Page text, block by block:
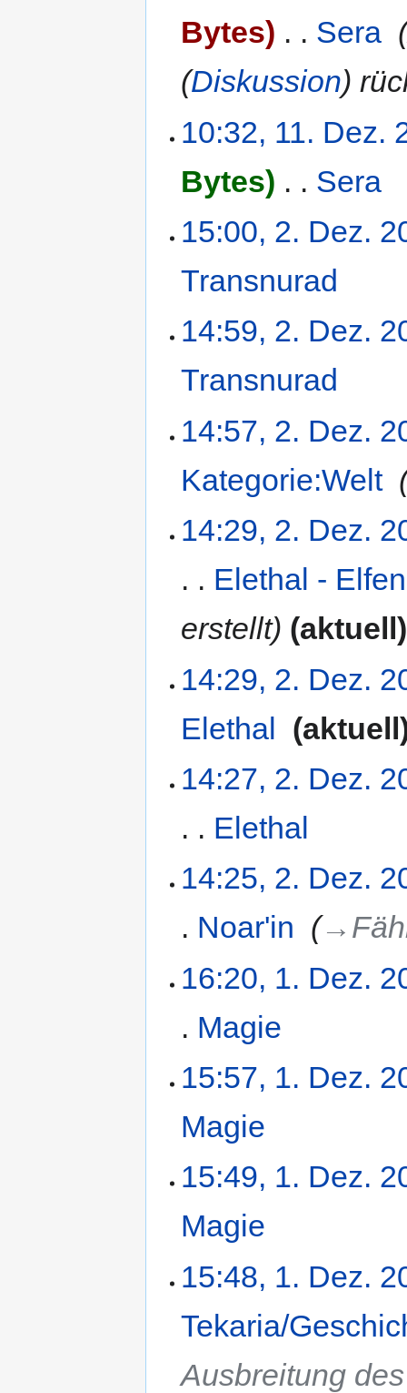
Bytes
Sera
(Diskussion)
10:32, 11. Dez.
Bytes
Sera
15:00, 2. Dez.
Transnurad
14:59, 2. Dez.
Transnurad
14:57, 2. Dez.
Kategorie:Welt‎
14:29, 2. Dez.
Elethal - Elfen
erstellt
aktuell
14:29, 2. Dez.
Elethal
aktuell
14:27, 2. Dez.
Elethal
14:25, 2. Dez.
Noar'in
16:20, 1. Dez.
Magie
15:57, 1. Dez.
Magie
15:49, 1. Dez.
Magie
15:48, 1. Dez.
Tekaria/
Ausbreitung